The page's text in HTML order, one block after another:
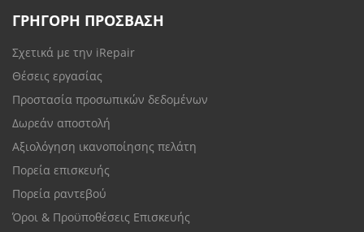
ΓΡΗΓΟΡΗ ΠΡΟΣΒΑΣΗ
Σχετικά με την iRepair
Θέσεις εργασίας
Προστασία προσωπικών δεδομένων
Δωρεάν αποστολή
Αξιολόγηση ικανοποίησης πελάτη
Πορεία επισκευής
Πορεία ραντεβού
Όροι & Προϋποθέσεις Επισκευής